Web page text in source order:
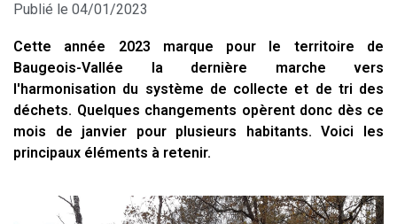
Publié le 04/01/2023
Cette année 2023 marque pour le territoire de
Baugeois-Vallée la dernière marche vers
l'harmonisation du système de collecte et de tri des
déchets. Quelques changements opèrent donc dès ce
mois de janvier pour plusieurs habitants. Voici les
principaux éléments à retenir.